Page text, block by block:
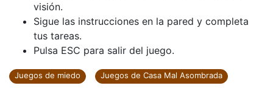
visión.
Sigue las instrucciones en la pared y completa
tus tareas.
Pulsa ESC para salir del juego.
Juegos de miedo Juegos de Casa Mal Asombrada